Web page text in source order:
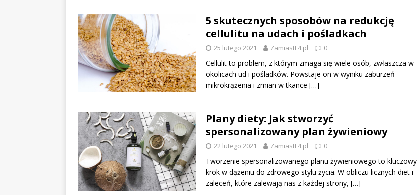
5 skutecznych sposobów na redukcję
cellulitu na udach i pośladkach
25 lutego 2021 ZamiastL4.pl 0
Cellulit to problem, z którym zmaga się wiele osób, zwłaszcza w
okolicach ud i pośladków. Powstaje on w wyniku zaburzeń
mikrokrążenia i zmian w tkance […]
Plany diety: Jak stworzyć
spersonalizowany plan żywieniowy
22 lutego 2021 ZamiastL4.pl 0
Tworzenie spersonalizowanego planu żywieniowego to kluczowy
krok w dążeniu do zdrowego stylu życia. W obliczu licznych diet i
zaleceń, które zalewają nas z każdej strony, […]